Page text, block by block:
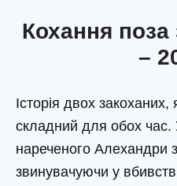
Кохання поза
–
Історія двох закоханих,
складний для обох час.
нареченого Алехандри
звинувачуючи у